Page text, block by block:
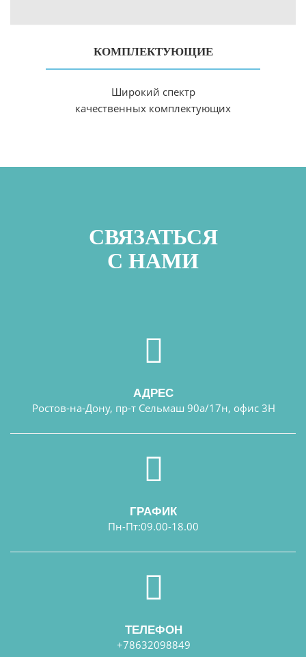
КОМПЛЕКТУЮЩИЕ
Широкий спектр
качественных комплектующих
СВЯЗАТЬСЯ
С НАМИ
АДРЕС
Ростов-на-Дону, пр-т Сельмаш 90а/17н, офис 3Н
ГРАФИК
Пн-Пт:09.00-18.00
ТЕЛЕФОН
+78632098849